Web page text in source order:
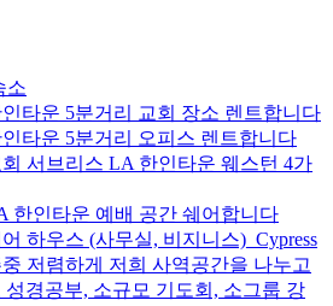
소
타운 5분거리 교회 장소 렌트합니다
인타운 5분거리 오피스 렌트합니다
회 서브리스 LA 한인타운 웨스턴 4가
한인타운 예배 공간 쉐어합니다
하우스 (사무실, 비지니스)_Cypress
저렴하게 저희 사역공간을 나누고
성경공부, 소규모 기도회, 소그룹 강